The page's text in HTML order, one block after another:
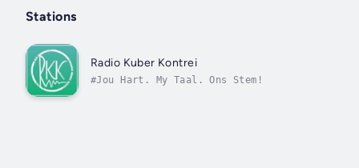
Stations
Radio Kuber Kontrei
#Jou Hart. My Taal. Ons Stem!